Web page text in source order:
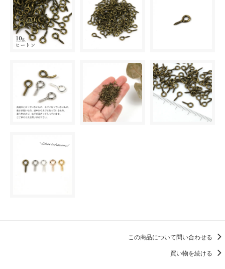
この商品について問い合わせる
買い物を続ける